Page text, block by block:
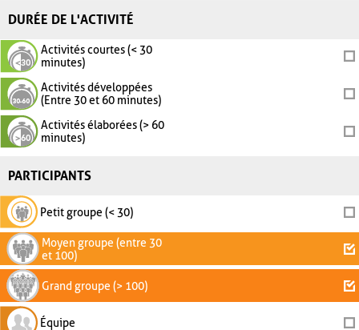
DURÉE DE L'ACTIVITÉ
Activités courtes (< 30
minutes)
Activités développées
(Entre 30 et 60 minutes)
Activités élaborées (> 60
minutes)
PARTICIPANTS
Petit groupe (< 30)
Moyen groupe (entre 30
et 100)
Grand groupe (> 100)
Équipe